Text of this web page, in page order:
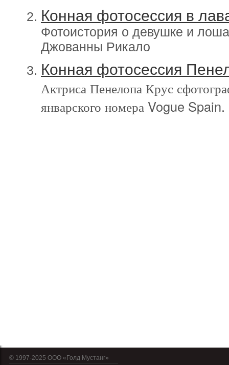
Конная фотосессия в
Фотоистория о девушке и
Джованны Рикало
Конная фотосессия
Актриса Пенелопа Крус
январского номера Vogue Spain.
© 1997-2025 OOO «Голд Мустанг»